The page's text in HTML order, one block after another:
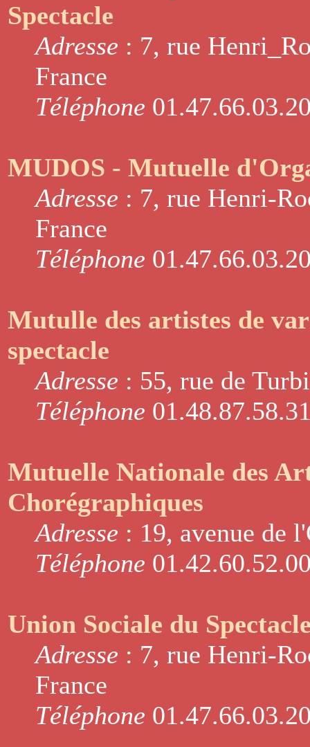
Spectacle
Adresse : 7, rue
France
Téléphone
MUDOS - Mutuelle
Adresse : 7, rue Henri-
France
Téléphone
Mutulle des artistes de
spectacle
Adresse : 55, rue de
Téléphone
Mutuelle Nationale des
Chorégraphiques
Adresse : 19, avenue de
Téléphone
Union Sociale du
Adresse : 7, rue Henri-
France
Téléphone